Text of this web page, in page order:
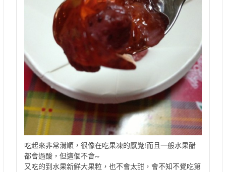
吃起來非常滑順，很像在吃果凍的感覺!而且一般水果醋
都會過酸，但這個不會~
又吃的到水果新鮮大果粒，也不會太甜，會不知不覺吃第